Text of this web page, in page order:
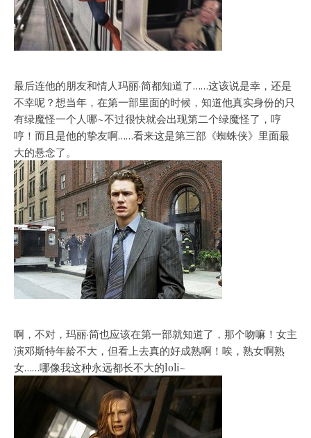
最后连他的朋友和情人玛丽·简都知道了……这该说是幸，还是
不幸呢？想当年，在第一部里面的时候，知道他真实身份的只
有绿魔怪一个人哪~不过很快就会出现第二个绿魔怪了，哼
哼！而且是他的挚友啊……看来这是第三部《蜘蛛侠》里面最
大的悬念了。
啊，不对，玛丽·简也应该在第一部就知道了，那个吻嘛！女主
演邓斯特年龄不大，但看上去真的好成熟啊！唉，熟女啊熟
女……哪像我这种永远都长不大的loli~